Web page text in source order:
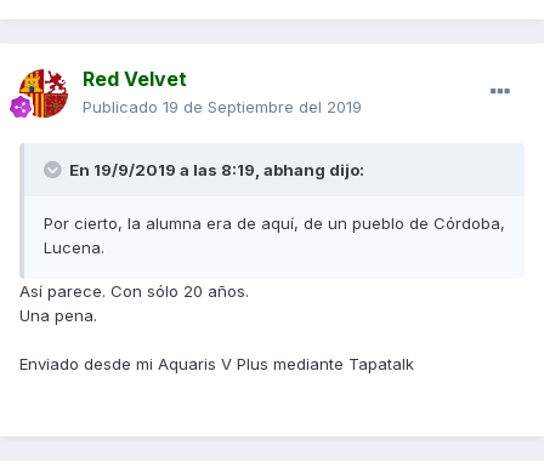
Red Velvet
Publicado 19 de Septiembre del 2019
En 19/9/2019 a las 8:19, abhang dijo:
Por cierto, la alumna era de aquí, de un pueblo de Córdoba,
Lucena.
Así parece. Con sólo 20 años.
Una pena.
Enviado desde mi Aquaris V Plus mediante Tapatalk